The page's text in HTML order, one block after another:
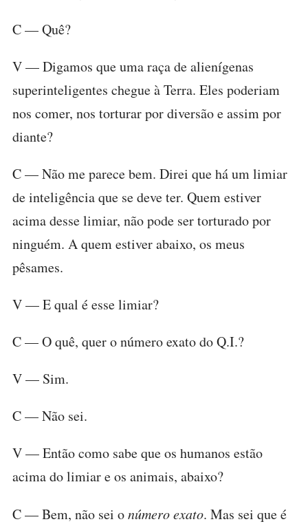
C — Quê?
V — Digamos que uma raça de alienígenas
superinteligentes chegue à Terra. Eles poderiam
nos comer, nos torturar por diversão e assim por
diante?
C — Não me parece bem. Direi que há um limiar
de inteligência que se deve ter. Quem estiver
acima desse limiar, não pode ser torturado por
ninguém. A quem estiver abaixo, os meus
pêsames.
V — E qual é esse limiar?
C — O quê, quer o número exato do Q.I.?
V — Sim.
C — Não sei.
V — Então como sabe que os humanos estão
acima do limiar e os animais, abaixo?
C — Bem, não sei onúmero exato. Mas sei que é